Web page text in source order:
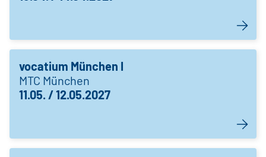
vocatium München I
MTC München
11.05. / 12.05.2027